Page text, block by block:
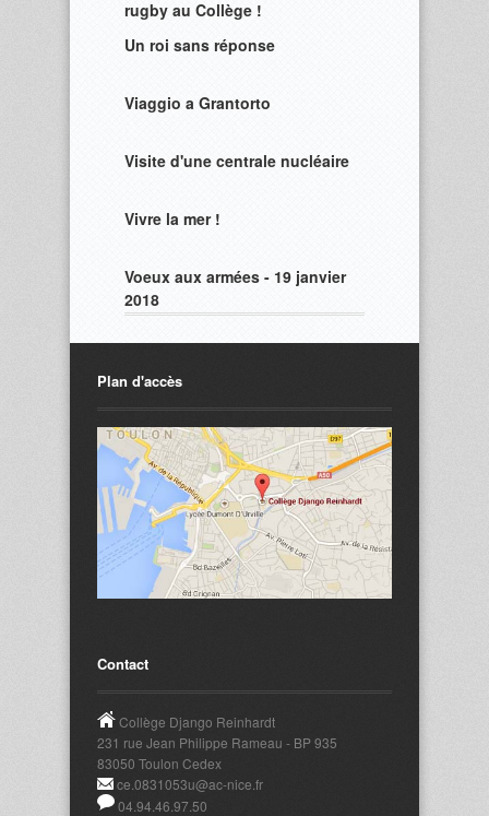
rugby au Collège !
Un roi sans réponse
Viaggio a Grantorto
Visite d'une centrale nucléaire
Vivre la mer !
Voeux aux armées - 19 janvier
2018
Plan d'accès
Contact
Collège Django Reinhardt
231 rue Jean Philippe Rameau - BP 935
83050 Toulon Cedex
ce.0831053u@ac-nice.fr
04.94.46.97.50